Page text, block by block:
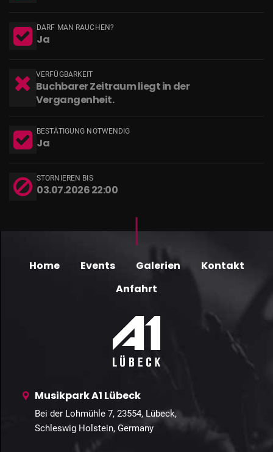
DARF MAN RAUCHEN?
Ja
VERFÜGBARKEIT
Buchbarer Zeitraum liegt in der
Vergangenheit.
BESTÄTIGUNG NOTWENDIG
Ja
STORNIEREN BIS
03.07.2026 22:00
Home Events Galerien
Kontakt
Anfahrt
Musikpark A1 Lübeck
Bei der Lohmühle 7, 23554, Lübeck,
Schleswig Holstein, Germany